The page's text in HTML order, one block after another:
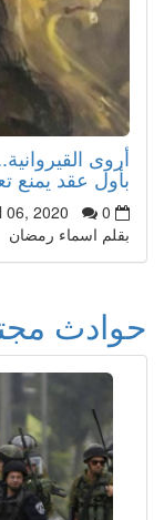
أروى
بأول عقد يمنع
Jul 06, 2020
0
بقلم اسماء رمضان
حوادث